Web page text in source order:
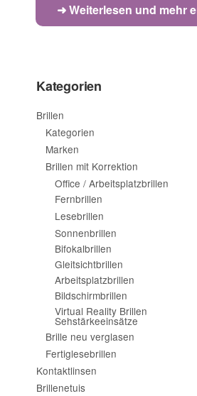
➜ Weiterlesen und mehr
Kategorien
Brillen
Kategorien
Marken
Brillen mit Korrektion
Office / Arbeitsplatzbrillen
Fernbrillen
Lesebrillen
Sonnenbrillen
Bifokalbrillen
Gleitsichtbrillen
Arbeitsplatzbrillen
Bildschirmbrillen
Virtual Reality Brillen
Sehstärkeeinsätze
Brille neu verglasen
Fertiglesebrillen
Kontaktlinsen
Brillenetuis